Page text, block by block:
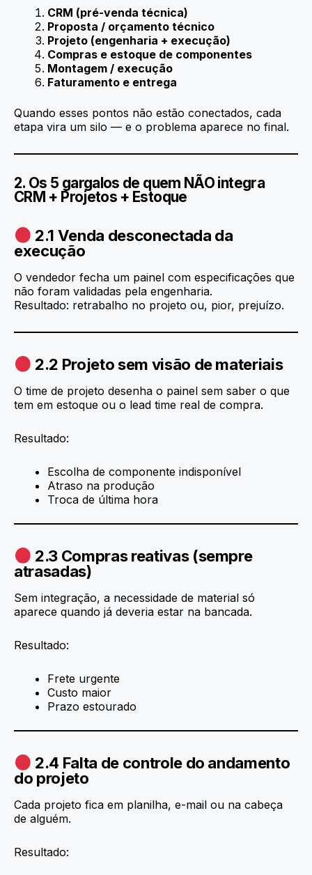
CRM (pré-venda técnica)
Proposta / orçamento técnico
Projeto (engenharia + execução)
Compras e estoque de componentes
Montagem / execução
Faturamento e entrega
Quando esses pontos não estão conectados, cada
etapa vira um silo — e o problema aparece no final.
2. Os 5 gargalos de quem NÃO integra
CRM + Projetos + Estoque
2.1 Venda desconectada da
execução
O vendedor fecha um painel com especificações que
não foram validadas pela engenharia.
Resultado: retrabalho no projeto ou, pior, prejuízo.
2.2 Projeto sem visão de materiais
O time de projeto desenha o painel sem saber o que
tem em estoque ou o lead time real de compra.
Resultado:
Escolha de componente indisponível
Atraso na produção
Troca de última hora
2.3 Compras reativas (sempre
atrasadas)
Sem integração, a necessidade de material só
aparece quando já deveria estar na bancada.
Resultado:
Frete urgente
Custo maior
Prazo estourado
2.4 Falta de controle do andamento
do projeto
Cada projeto fica em planilha, e-mail ou na cabeça
de alguém.
Resultado: